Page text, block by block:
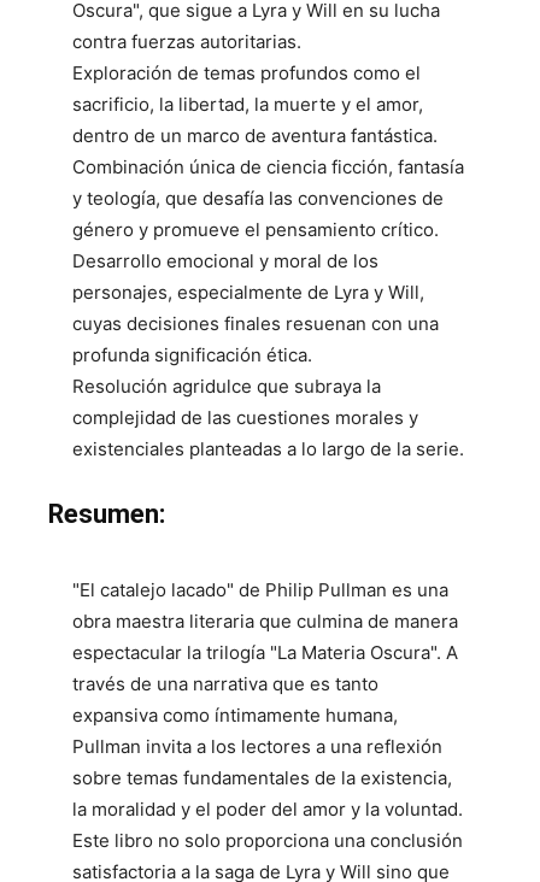
Oscura", que sigue a Lyra y Will en su lucha
contra fuerzas autoritarias.
Exploración de temas profundos como el
sacrificio, la libertad, la muerte y el amor,
dentro de un marco de aventura fantástica.
Combinación única de ciencia ficción, fantasía
y teología, que desafía las convenciones de
género y promueve el pensamiento crítico.
Desarrollo emocional y moral de los
personajes, especialmente de Lyra y Will,
cuyas decisiones finales resuenan con una
profunda significación ética.
Resolución agridulce que subraya la
complejidad de las cuestiones morales y
existenciales planteadas a lo largo de la serie.
Resumen:
"El catalejo lacado" de Philip Pullman es una
obra maestra literaria que culmina de manera
espectacular la trilogía "La Materia Oscura". A
través de una narrativa que es tanto
expansiva como íntimamente humana,
Pullman invita a los lectores a una reflexión
sobre temas fundamentales de la existencia,
la moralidad y el poder del amor y la voluntad.
Este libro no solo proporciona una conclusión
satisfactoria a la saga de Lyra y Will sino que